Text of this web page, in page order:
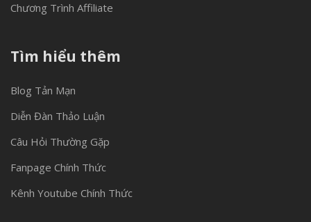
Chương Trình Affiliate
Tìm hiểu thêm
Blog Tản Mạn
Diễn Đàn Thảo Luận
Câu Hỏi Thường Gặp
Fanpage Chính Thức
Kênh Youtube Chính Thức